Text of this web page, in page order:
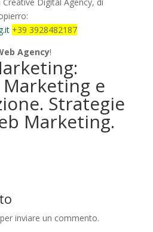
+39 3928482187
Agency!
e
Strategie
Marketing.
per inviare un commento.